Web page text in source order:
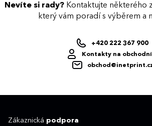
Nevíte si rady? Kontaktujte některého
který vám poradí s výběrem a
+420 222 367 900
Kontakty na
Zákaznická podpora